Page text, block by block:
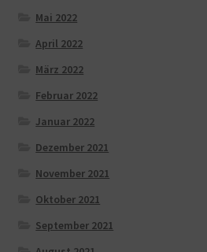
Mai 2022
April 2022
März 2022
Februar 2022
Januar 2022
Dezember 2021
November 2021
Oktober 2021
September 2021